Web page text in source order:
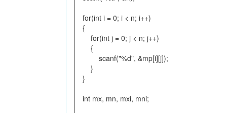
for(int i = 0; i < n; i++)
{
for(int j = 0; j < n; j++)
{
scanf("%d", &mp[i][j]);
}
}
int mx, mn, mxi, mni;